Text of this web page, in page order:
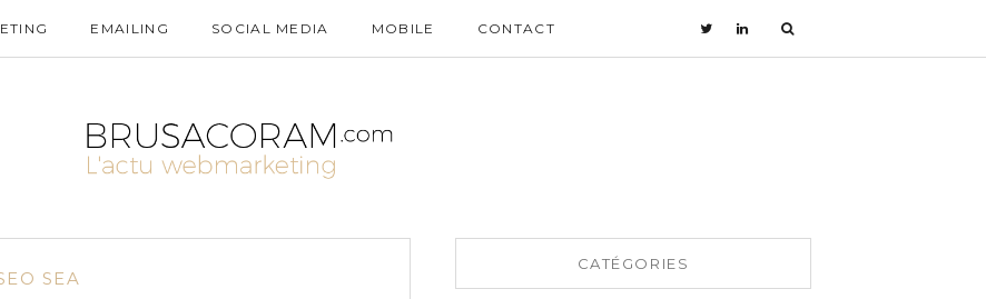
EMAILING SOCIAL MEDIA MOBILE CONTACT
SEA
CATÉGORIES